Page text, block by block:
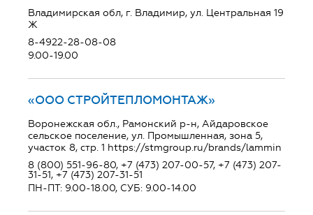
Владимирская обл, г. Владимир, ул. Центральная 19
Ж
8-4922-28-08-08
9.00-19.00
«ООО СТРОЙТЕПЛОМОНТАЖ»
Воронежская обл., Рамонский р-н, Айдаровское
сельское поселение, ул. Промышленная, зона 5,
участок 8, стр. 1 https://stmgroup.ru/brands/lammin
8 (800) 551-96-80, +7 (473) 207-00-57, +7 (473) 207-
31-51, +7 (473) 207-31-51
ПН-ПТ: 9.00-18.00, СУБ: 9.00-14.00